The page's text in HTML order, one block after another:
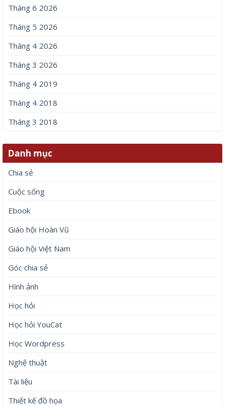
Tháng 6 2026
Tháng 5 2026
Tháng 4 2026
Tháng 3 2026
Tháng 4 2019
Tháng 4 2018
Tháng 3 2018
Danh mục
Chia sẻ
Cuộc sống
Ebook
Giáo hội Hoàn Vũ
Giáo hội Việt Nam
Góc chia sẻ
Hình ảnh
Học hỏi
Học hỏi YouCat
Học Wordpress
Nghệ thuật
Tài liệu
Thiết kế đồ họa